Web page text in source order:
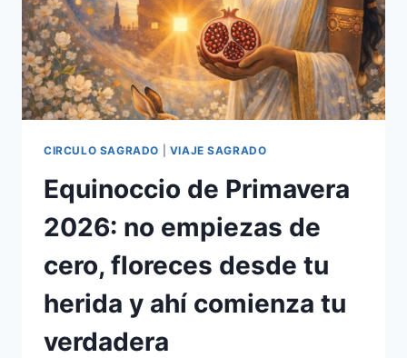
CIRCULO SAGRADO VIAJE SAGRADO
Equinoccio de Primavera
2026: no empiezas de
cero, floreces desde tu
herida y ahí comienza tu
verdadera